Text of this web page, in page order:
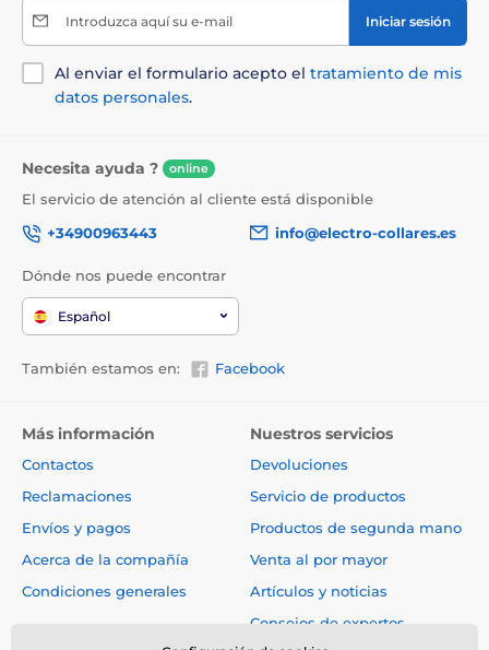
Introduzca aquí su e-mail Iniciar sesión
Al enviar el formulario acepto el tratamiento de mis
datos personales.
Necesita ayuda ? online
El servicio de atención al cliente está disponible
+34900963443
info@electro-collares.es
Dónde nos puede encontrar
Español
También estamos en: Facebook
Más información
Contactos
Reclamaciones
Envíos y pagos
Acerca de la compañía
Condiciones generales
Nuestros servicios
Devoluciones
Servicio de productos
Productos de segunda mano
Venta al por mayor
Artículos y noticias
Consejos de expertos